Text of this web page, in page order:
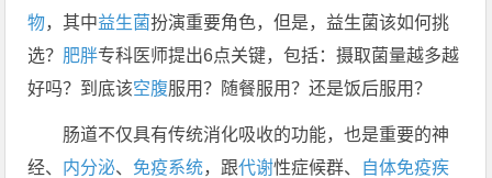
物，其中益生菌扮演重要角色，但是，益生菌该如何挑
选？ 肥胖专科医师提出6点关键，包括：摄取菌量越多越
好吗？到底该空腹服用？随餐服用？还是饭后服用？
肠道不仅具有传统消化吸收的功能，也是重要的神
经、 内分泌、 免疫系统，跟代谢性症候群、 自体免疫疾